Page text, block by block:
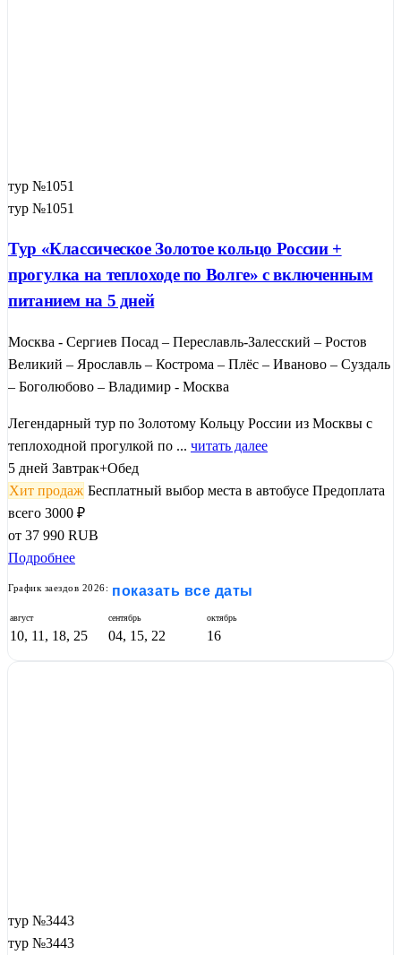
тур №1051
тур №1051
Тур «Классическое Золотое кольцо России +
прогулка на теплоходе по Волге» с включенным
питанием на 5 дней
Москва - Сергиев Посад – Переславль-Залесский – Ростов
Великий – Ярославль – Кострома – Плёс – Иваново – Суздаль
– Боголюбово – Владимир - Москва
Легендарный тур по Золотому Кольцу России из Москвы с
теплоходной прогулкой по ... читать далее
5 дней Завтрак+Обед
Хит продаж Бесплатный выбор места в автобусе Предоплата
всего 3000 ₽
от 37 990 RUB
Подробнее
График заездов 2026: показать все даты
август
10, 11, 18, 25
сентябрь
04, 15, 22
октябрь
16
тур №3443
тур №3443